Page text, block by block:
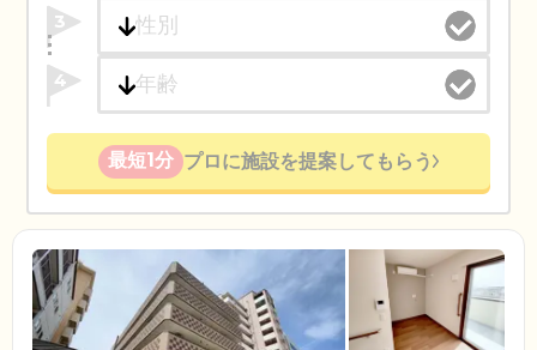
3
4
最短1分 プロに施設を提案してもらう